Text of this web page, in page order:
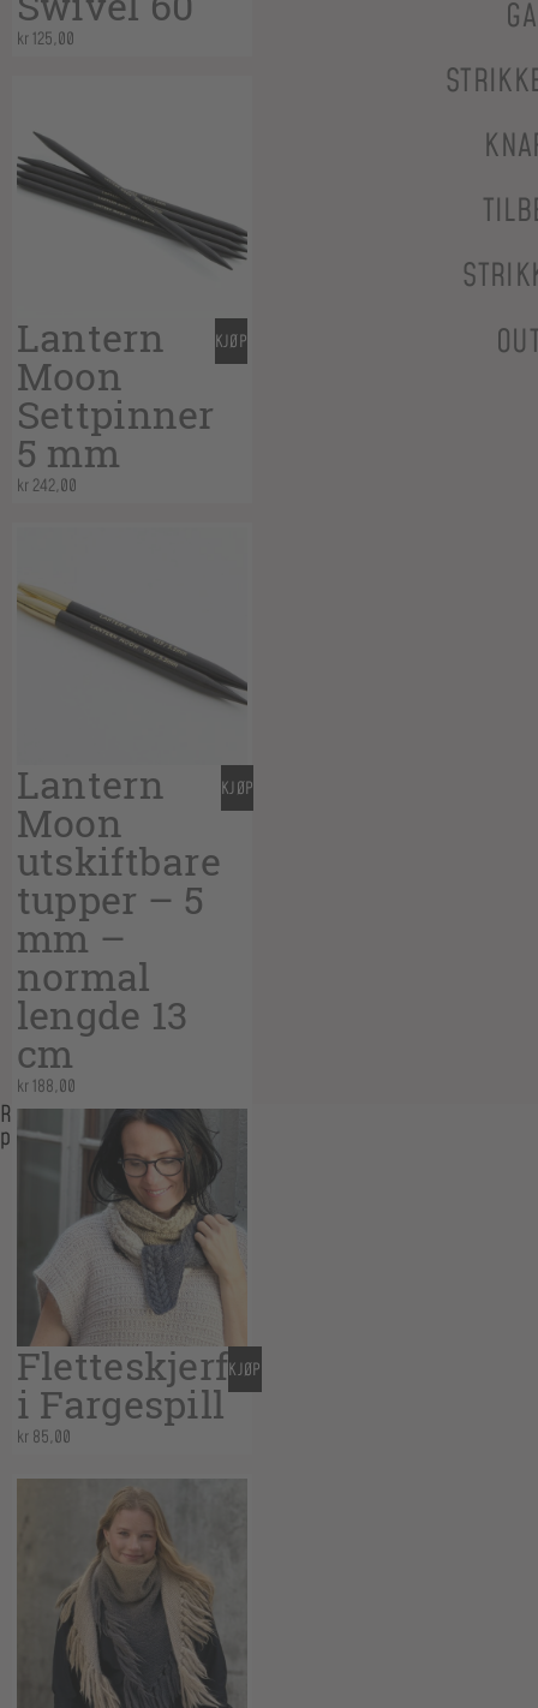
kr125,00
Lantern
Moon
Settpinner
5 mm
kr242,00
KJØP
Lantern
Moon
utskiftbare
tupper – 5
mm –
normal
lengde 13
cm
kr188,00
KJØP
Related
products
Fletteskjerf
i Fargespill
kr85,00
KJØP